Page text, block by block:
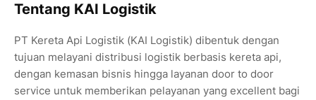
Tentang KAI Logistik
PT Kereta Api Logistik (KAI Logistik) dibentuk dengan
tujuan melayani distribusi logistik berbasis kereta api,
dengan kemasan bisnis hingga layanan door to door
service untuk memberikan pelayanan yang excellent bagi